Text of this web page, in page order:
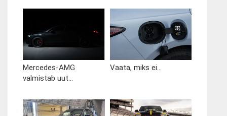
Mercedes-AMG
valmistab uut...
Vaata, miks ei...